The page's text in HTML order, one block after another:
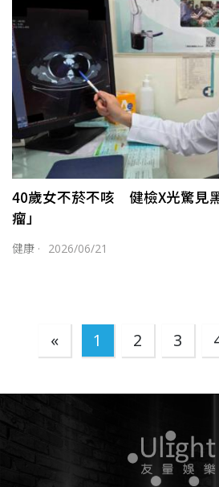
40歲女不菸不咳 健檢X光驚見
瘤」
健康 · 2026/06/21
« 1 2 3